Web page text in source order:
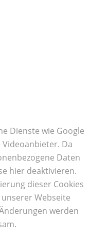
Dienste wie Google
Da
Daten
hier deaktivieren.
dieser Cookies
Webseite
werden